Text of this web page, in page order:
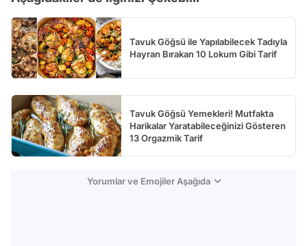
Tavuk Göğsü ile Yapılabilecek Tadıyla
Hayran Bırakan 10 Lokum Gibi Tarif
Tavuk Göğsü Yemekleri! Mutfakta
Harikalar Yaratabileceğinizi Gösteren
13 Orgazmik Tarif
Yorumlar ve Emojiler Aşağıda